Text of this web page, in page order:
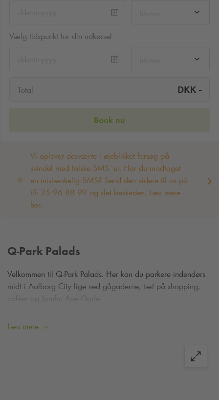
Vælg tidspunkt for din udkørsel
Total DKK -
Book nu
Vi oplever desværre i øjeblikket forsøg på
svindel med falske SMS´er. Har du modtaget
en mistænkelig SMS? Send den videre til os på
tlf: 25 96 88 99 og slet beskeden. Læs mere
her.
Q-Park Palads
Velkommen til Q-Park Palads. Her kan du parkere indendørs
midt i Aalborg City lige ved gågaderne, tæt på shopping,
caféer og Jomfru Ane Gade.
Læs mere